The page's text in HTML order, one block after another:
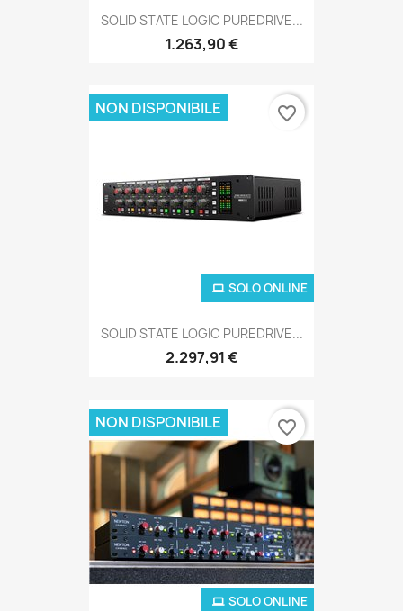
SOLID STATE LOGIC PUREDRIVE...
1.263,90 €
SOLID STATE LOGIC PUREDRIVE...
2.297,91 €
SOLO ONLINE
NON DISPONIBILE favorite_border
SOLO ONLINE
NON DISPONIBILE favorite_border